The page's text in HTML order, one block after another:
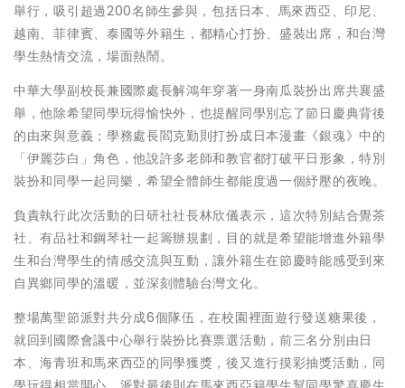
舉行，吸引超過200名師生參與，包括日本、馬來西亞、印尼、
越南、菲律賓、泰國等外籍生，都精心打扮、盛裝出席，和台灣
學生熱情交流，場面熱鬧。
中華大學副校長兼國際處長解鴻年穿著一身南瓜裝扮出席共襄盛
舉，他除希望同學玩得愉快外，也提醒同學別忘了節日慶典背後
的由來與意義；學務處長閻克勤則打扮成日本漫畫《銀魂》中的
「伊麗莎白」角色，他說許多老師和教官都打破平日形象，特別
裝扮和同學一起同樂，希望全體師生都能度過一個紓壓的夜晚。
負責執行此次活動的日研社社長林欣儀表示，這次特別結合覺茶
社、有品社和鋼琴社一起籌辦規劃，目的就是希望能增進外籍學
生和台灣學生的情感交流與互動，讓外籍生在節慶時能感受到來
自異鄉同學的溫暖，並深刻體驗台灣文化。
整場萬聖節派對共分成6個隊伍，在校園裡面遊行發送糖果後，
就回到國際會議中心舉行裝扮比賽票選活動，前三名分別由日
本、海青班和馬來西亞的同學獲獎，後又進行摸彩抽獎活動，同